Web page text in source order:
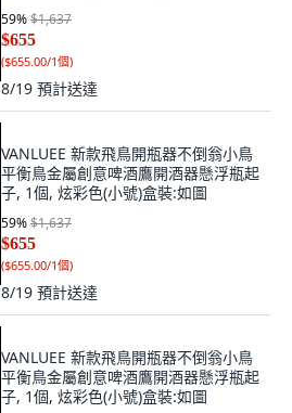
59%$1,637
$655
($655.00/1個)
8/19 預計送達
VANLUEE 新款飛鳥開瓶器不倒翁小鳥
平衡鳥金屬創意啤酒鷹開酒器懸浮瓶起
子, 1個, 炫彩色(小號)盒裝:如圖
59%$1,637
$655
($655.00/1個)
8/19 預計送達
VANLUEE 新款飛鳥開瓶器不倒翁小鳥
平衡鳥金屬創意啤酒鷹開酒器懸浮瓶起
子, 1個, 炫彩色(小號)盒裝:如圖